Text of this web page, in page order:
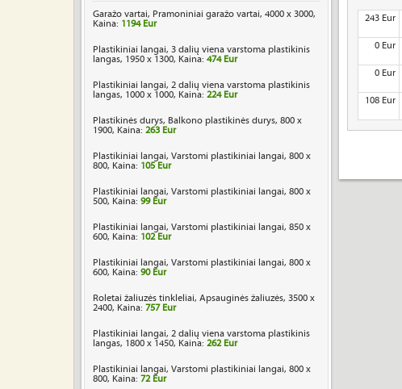
Garažo vartai, Pramoniniai garažo vartai, 4000 x 3000,
Kaina: 1194 Eur
Plastikiniai langai, 3 dalių viena varstoma plastikinis
langas, 1950 x 1300, Kaina: 474 Eur
Plastikiniai langai, 2 dalių viena varstoma plastikinis
langas, 1000 x 1000, Kaina: 224 Eur
Plastikinės durys, Balkono plastikinės durys, 800 x
1900, Kaina: 263 Eur
Plastikiniai langai, Varstomi plastikiniai langai, 800 x
800, Kaina: 105 Eur
Plastikiniai langai, Varstomi plastikiniai langai, 800 x
500, Kaina: 99 Eur
Plastikiniai langai, Varstomi plastikiniai langai, 850 x
600, Kaina: 102 Eur
Plastikiniai langai, Varstomi plastikiniai langai, 800 x
600, Kaina: 90 Eur
Roletai žaliuzės tinkleliai, Apsauginės žaliuzės, 3500 x
2400, Kaina: 757 Eur
Plastikiniai langai, 2 dalių viena varstoma plastikinis
langas, 1800 x 1450, Kaina: 262 Eur
Plastikiniai langai, Varstomi plastikiniai langai, 800 x
800, Kaina: 72 Eur
243 Eur
0 Eur
0 Eur
108 Eur